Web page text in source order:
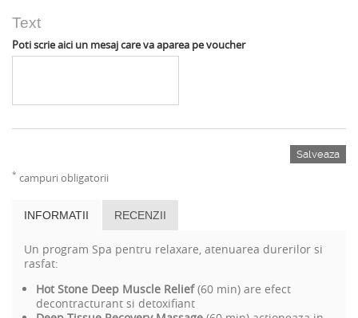
Text
Poti scrie aici un mesaj care va aparea pe voucher
Salveaza
* campuri obligatorii
INFORMATII RECENZII
Un program Spa pentru relaxare, atenuarea durerilor si
rasfat:
Hot Stone Deep Muscle Relief(60 min) are efect
decontracturant si detoxifiant